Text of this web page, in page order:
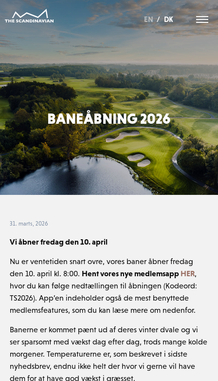
EN / DK
BANEÅBNING 2026
31. marts, 2026
Vi åbner fredag den 10. april
Nu er ventetiden snart ovre, vores baner åbner fredag
den 10. april kl. 8:00. Hent vores nye medlemsapp HER,
hvor du kan følge nedtællingen til åbningen (Kodeord:
TS2026). App’en indeholder også de mest benyttede
medlemsfeatures, som du kan læse mere om nedenfor.
Banerne er kommet pænt ud af deres vinter dvale og vi
ser sparsomt med vækst dag efter dag, trods mange kolde
morgener. Temperaturerne er, som beskrevet i sidste
nyhedsbrev, endnu ikke helt der hvor vi gerne vil have
dem for at have god vækst i græsset.